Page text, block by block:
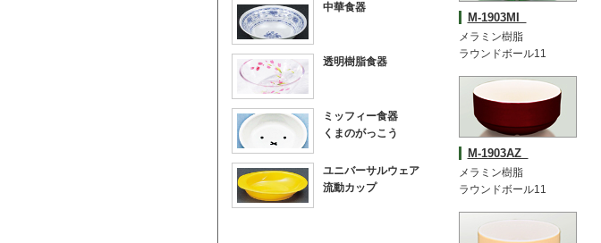
中華食器
透明樹脂食器
ミッフィー食器
くまのがっこう
ユニバーサルウェア
流動カップ
M-1903MI
メラミン樹脂
ラウンドボール11
M-1903AZ
メラミン樹脂
ラウンドボール11